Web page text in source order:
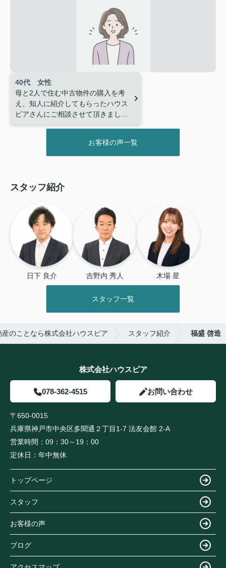
40代 女性
母と2人で住む中古物件の購入を考
え、知人に紹介してもらったハウス
ピアさんにご相談させて頂きまし
さり、大変気に入った部件を購入す
ることが出来ました。また、元々住
母も私もとても喜んでいます。
いますのでご紹介させて頂きます。
本当に有難うございました。
お客様の声一覧
スタッフ紹介
日下 良介 吉野内 秀人 木場 星
スタッフ一覧
のことなら株式会社ハウスピア スタッフ紹介 福盛 啓造
株式会社ハウスピア
078-362-4515 お問い合わせ
〒650-0015
兵庫県神戸市中央区多聞通２丁目1-7 法友会館 2-A
営業時間： 09：30～19：00
定休日： 年中無休
トップページ
スタッフ
お客様の声
ブログ